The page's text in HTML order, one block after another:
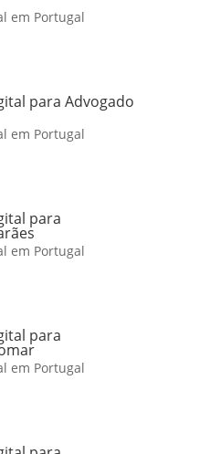
em Portugal
para Advogado
em Portugal
para
em Portugal
para
em Portugal